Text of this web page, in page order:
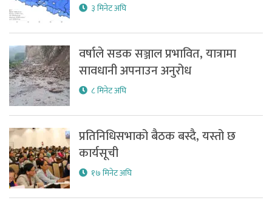
३ मिनेट अघि
वर्षाले सडक सञ्जाल प्रभावित, यात्रामा
सावधानी अपनाउन अनुरोध
८ मिनेट अघि
प्रतिनिधिसभाको बैठक बस्दै, यस्तो छ
कार्यसूची
१७ मिनेट अघि